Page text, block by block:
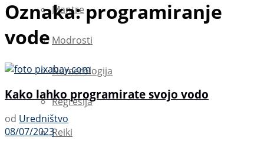
Mantre
Modrosti
Numerologija
Regresija
Reiki
Oznaka:programiranje
vode
Kako lahko programirate svojo vodo
od Uredništvo
08/07/2023